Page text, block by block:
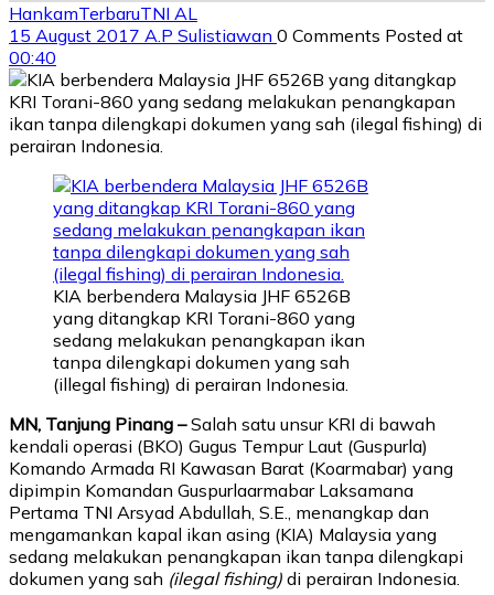
HankamTerbaruTNI AL
15 August 2017 A.P Sulistiawan 0 Comments Posted at
00:40
KIA berbendera Malaysia JHF 6526B
yang ditangkap KRI Torani-860 yang
sedang melakukan penangkapan ikan
tanpa dilengkapi dokumen yang sah
(illegal fishing) di perairan Indonesia.
MN, Tanjung Pinang –Salah satu unsur KRI di bawah
kendali operasi (BKO) Gugus Tempur Laut (Guspurla)
Komando Armada RI Kawasan Barat (Koarmabar) yang
dipimpin Komandan Guspurlaarmabar Laksamana
Pertama TNI Arsyad Abdullah, S.E., menangkap dan
mengamankan kapal ikan asing (KIA) Malaysia yang
sedang melakukan penangkapan ikan tanpa dilengkapi
dokumen yang sah (ilegal fishing) di perairan Indonesia.